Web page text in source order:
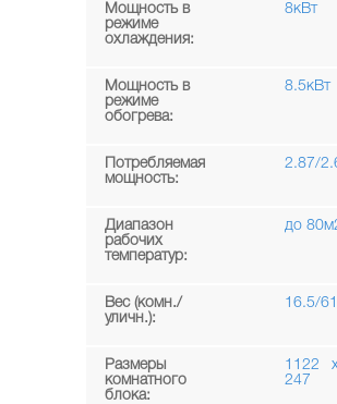
Мощность в
режиме
охлаждения:
8кВт
Мощность в
режиме
обогрева:
8.5кВт
Потребляемая
мощность:
2.87/
Диапазон
рабочих
температур:
до
Вес (комн./
уличн.):
16.5/
Размеры
комнатного
блока:
1122
247